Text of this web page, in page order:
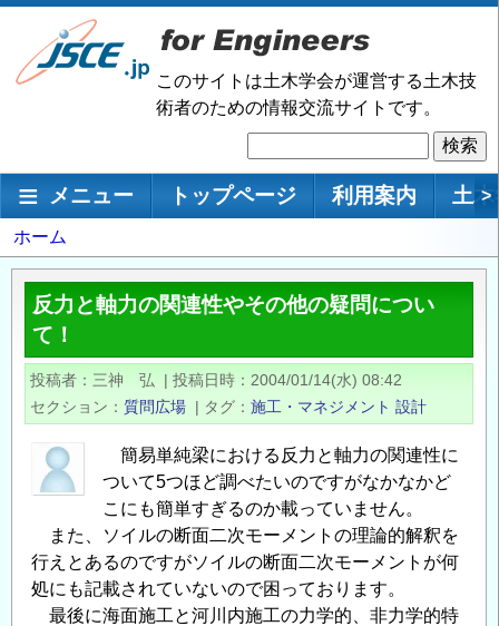
メ
ン
移
このサイトは土木学会が運営する土木技
術者のための情報交流サイトです。
索
メインナビゲーション
メニュー トップページ 利用案内 土 >
パ
ン
ず
ホーム
反力と軸力の関連性やその他の疑問につい
て！
投稿者 三神 弘 | 投稿日時
2004/01/14(水) 08:42
セクション
質問広場 | タグ 施工・マネジメント 設計
簡易単純梁における反力と軸力の関連性に
ついて5つほど調べたいのですがなかなかど
こにも簡単すぎるのか載っていません。
また、ソイルの断面二次モーメントの理論的解釈を
行えとあるのですがソイルの断面二次モーメントが何
処にも記載されていないので困っております。
最後に海面施工と河川内施工の力学的、非力学的特